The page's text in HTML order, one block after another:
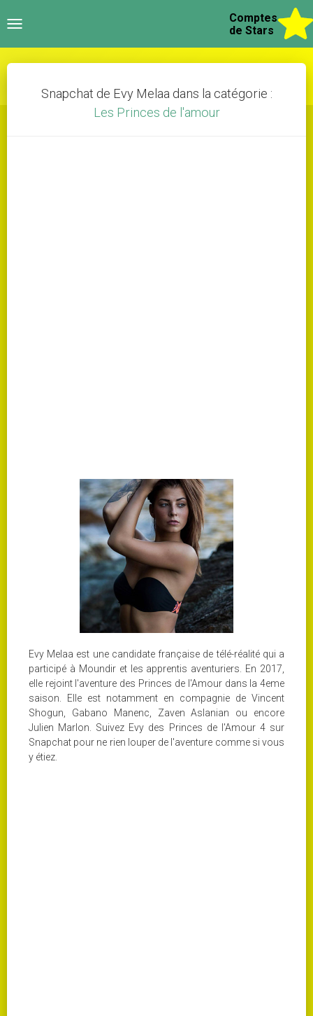
Toggle
Comptes
de Stars
Snapchat de Evy Melaa dans la catégorie :
Les Princes de l'amour
Evy Melaa est une candidate française de télé-réalité qui a
participé à Moundir et les apprentis aventuriers. En 2017,
elle rejoint l'aventure des Princes de l'Amour dans la 4eme
saison. Elle est notamment en compagnie de Vincent
Shogun, Gabano Manenc, Zaven Aslanian ou encore
Julien Marlon. Suivez Evy des Princes de l'Amour 4 sur
Snapchat pour ne rien louper de l'aventure comme si vous
y étiez.